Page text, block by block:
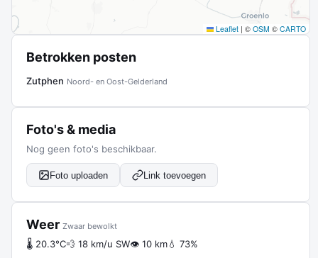
Leaflet | © OSM © CARTO
Betrokken posten
Zutphen Noord- en Oost-Gelderland
Foto's & media
Nog geen foto's beschikbaar.
Foto uploaden Link toevoegen
Weer Zwaar bewolkt
🌡 20.3°C💨 18 km/u SW👁 10 km💧 73%